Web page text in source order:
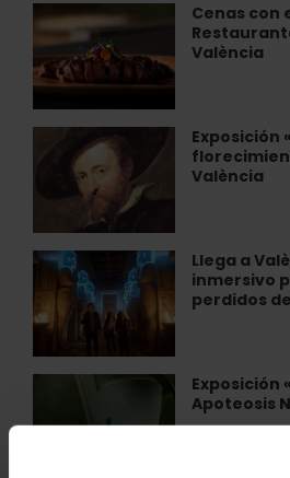
Cenas con
València
Cenas
espectáculo
en
el
Restaurante
Sabbia
València
Exposición
València
Exposición
«Rubens.
florecimiento
de
un
genio»
en
València
Llega a
inmersivo
perdidos
Llega
València
el
viaje
inmersivo
los
Exposición
Apoteosis
de